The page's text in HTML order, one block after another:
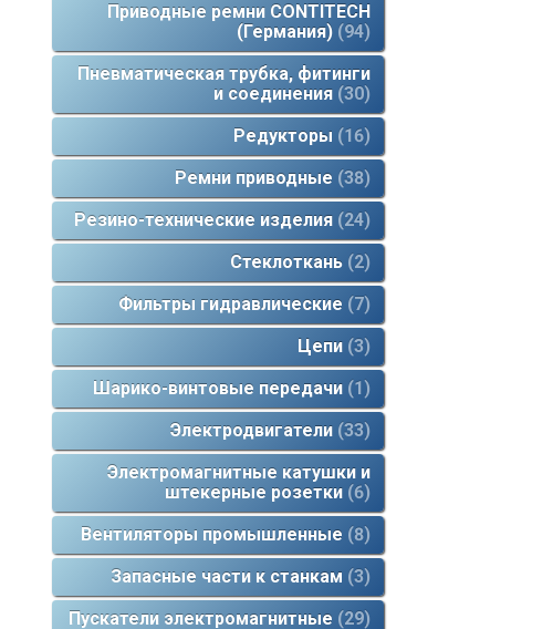
Приводные ремни CONTITECH
(Германия) 94
Пневматическая трубка, фитинги
и соединения 30
Редукторы
16
Ремни приводные 38
Резино-технические изделия 24
Стеклоткань 2
Фильтры гидравлические
7
Цепи 3
Шарико-винтовые передачи 1
Электродвигатели 33
Электромагнитные катушки и
штекерные розетки 6
Вентиляторы промышленные
8
Запасные части к станкам 3
Пускатели электромагнитные
29